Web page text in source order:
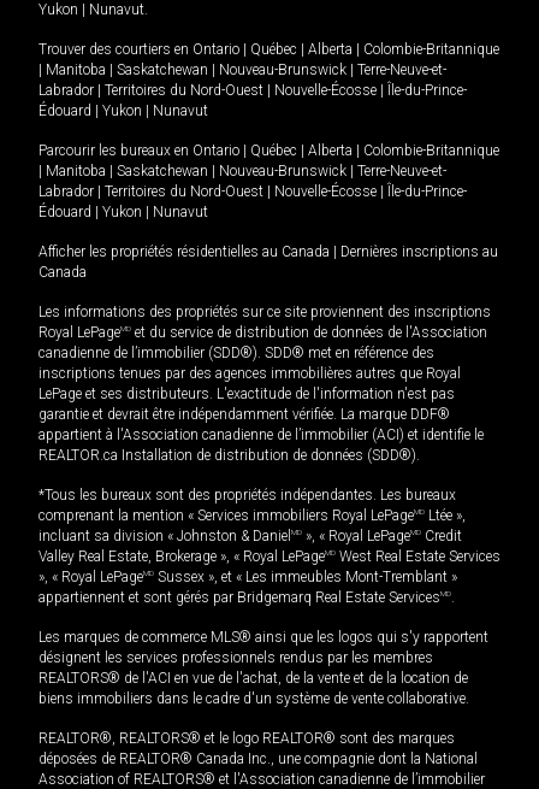
Yukon
Nunavut.
Trouver des courtiers en Ontario Québec Alberta
Colombie-Britannique
Manitoba Saskatchewan Nouveau-Brunswick
Terre-Neuve-et-
Labrador
Territoires du Nord-Ouest Nouvelle-Écosse
Île-du-Prince-
Édouard
Yukon Nunavut
Parcourir les bureaux en Ontario Québec Alberta
Colombie-Britannique
Manitoba Saskatchewan Nouveau-Brunswick
Terre-Neuve-et-
Labrador
Territoires du Nord-Ouest Nouvelle-Écosse
Île-du-Prince-
Édouard
Yukon Nunavut
Afficher les propriétés résidentielles au Canada
Dernières inscriptions au
Canada
Les informations des propriétés sur ce site proviennent des inscriptions
Royal LePageMD et du service de distribution de données de l'Association
canadienne de l’immobilier (SDD®). SDD® met en référence des
inscriptions tenues par des agences immobilières autres que Royal
LePage et ses distributeurs. L'exactitude de l'information n'est pas
garantie et devrait être indépendamment vérifiée. La marque DDF®
appartient à l'Association canadienne de l’immobilier (ACI) et identifie le
REALTOR.ca Installation de distribution de données (SDD®).
*Tous les bureaux sont des propriétés indépendantes. Les bureaux
comprenant la mention « Services immobiliers Royal LePageMD Ltée »,
incluant sa division « Johnston & Daniel MD », « Royal LePageMD Credit
Valley Real Estate, Brokerage », « Royal LePageMD West Real Estate Services
», « Royal LePageMD Sussex », et « Les immeubles Mont-Tremblant »
appartiennent et sont gérés par Bridgemarq Real Estate ServicesMD.
Les marques de commerce MLS® ainsi que les logos qui s'y rapportent
désignent les services professionnels rendus par les membres
REALTORS® de l'ACI en vue de l'achat, de la vente et de la location de
biens immobiliers dans le cadre d'un système de vente collaborative.
REALTOR®, REALTORS® et le logo REALTOR® sont des marques
déposées de REALTOR® Canada Inc., une compagnie dont la National
Association of REALTORS® et l'Association canadienne de l’immobilier